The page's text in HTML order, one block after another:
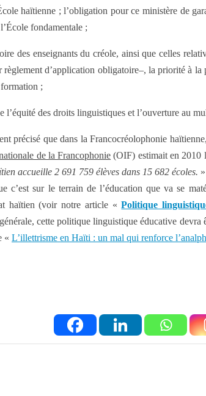
haïtienne ; l’obligation pour ce ministère de
fondamentale ;
des enseignants du créole, ainsi que celles
d’application obligatoire–, la priorité à
;
des droits linguistiques et l’ouverture au
précisé que dans la Francocréolophonie
de la Francophonie (OIF) estimait en 2010
accueille 2 691 759 élèves dans 15 682 écoles.
sur le terrain de l’éducation que va se
haïtien (voir notre article «Politique
cette politique linguistique éducative
« L’illettrisme en Haïti : un mal qui renforce